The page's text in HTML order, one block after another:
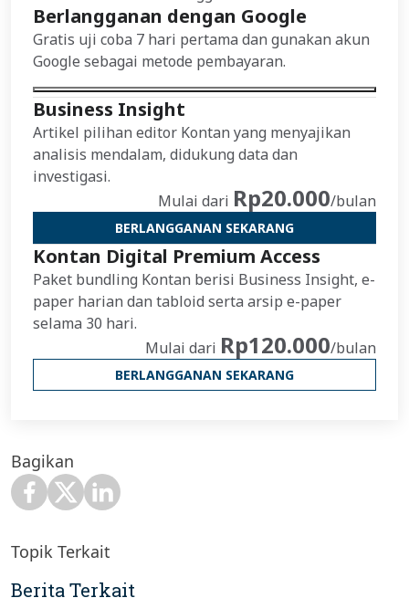
Berlangganan dengan Google
Gratis uji coba 7 hari pertama dan gunakan akun
Google sebagai metode pembayaran.
Business Insight
Artikel pilihan editor Kontan yang menyajikan
analisis mendalam, didukung data dan
investigasi.
Mulai dari Rp20.000/bulan
BERLANGGANAN SEKARANG
Kontan Digital Premium Access
Paket bundling Kontan berisi Business Insight, e-
paper harian dan tabloid serta arsip e-paper
selama 30 hari.
Mulai dari Rp120.000/bulan
BERLANGGANAN SEKARANG
Bagikan
Topik Terkait
Berita Terkait